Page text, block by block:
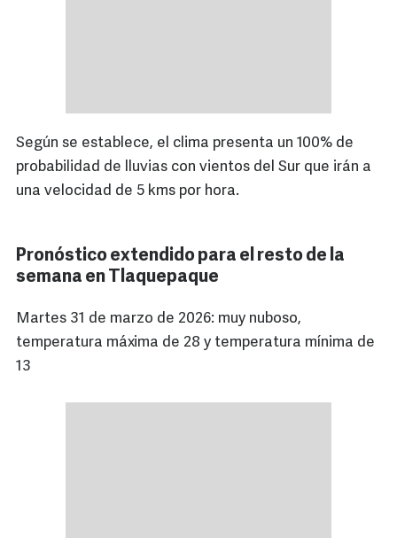
Según se establece, el clima presenta un 100% de
probabilidad de lluvias con vientos del Sur que irán a
una velocidad de 5 kms por hora.
Pronóstico extendido para el resto de la
semana en Tlaquepaque
Martes 31 de marzo de 2026: muy nuboso,
temperatura máxima de 28 y temperatura mínima de
13